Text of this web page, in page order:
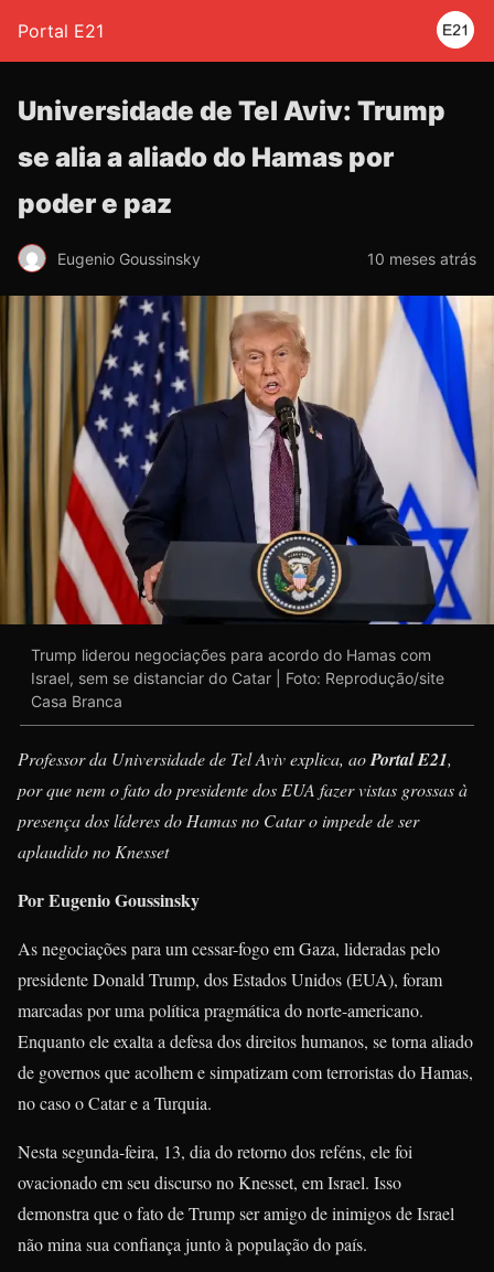
Portal E21
Universidade de Tel Aviv: Trump
se alia a aliado do Hamas por
poder e paz
Eugenio Goussinsky 10 meses atrás
Trump liderou negociações para acordo do Hamas com
Israel, sem se distanciar do Catar | Foto: Reprodução/site
Casa Branca
Professor da Universidade de Tel Aviv explica, aoPortal E21,
por que nem o fato do presidente dos EUA fazer vistas grossas à
presença dos líderes do Hamas no Catar o impede de ser
aplaudido no Knesset
Por Eugenio Goussinsky
As negociações para um cessar-fogo em Gaza, lideradas pelo
presidente Donald Trump, dos Estados Unidos (EUA), foram
marcadas por uma política pragmática do norte-americano.
Enquanto ele exalta a defesa dos direitos humanos, se torna aliado
de governos que acolhem e simpatizam com terroristas do Hamas,
no caso o Catar e a Turquia.
Nesta segunda-feira, 13, dia do retorno dos reféns, ele foi
ovacionado em seu discurso no Knesset, em Israel. Isso
demonstra que o fato de Trump ser amigo de inimigos de Israel
não mina sua confiança junto à população do país.